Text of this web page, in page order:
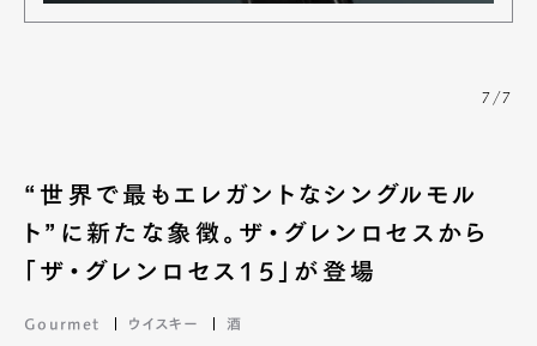
7/7
“世界で最もエレガントなシングルモル
ト”に新たな象徴。ザ・グレンロセスから
「ザ・グレンロセス15」が登場
Gourmet ウイスキー 酒